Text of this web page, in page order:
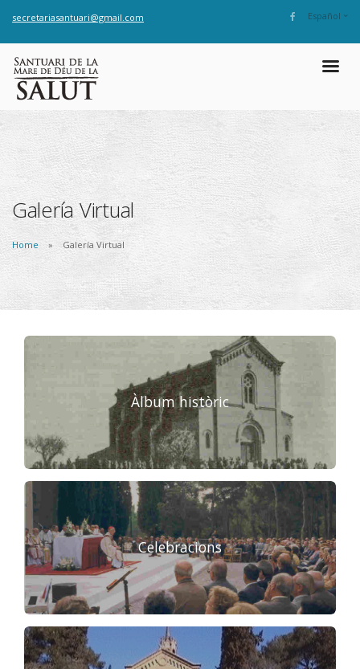
secretariasantuari@gmail.com Español
Galería Virtual
Home Galería Virtual
Àlbum històric
Celebracions